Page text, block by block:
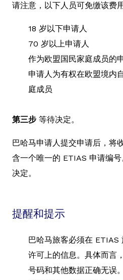
请注意，以下人员可免缴该费
18 岁以下申请人
70 岁以上申请人
作为欧盟国民家庭成员的
申请人为有权在欧盟境内
庭成员
第三步 等待决定。
巴哈马申请人提交申请后，将
含一个唯一的 ETIAS 申请编
决定。
提醒和提示
巴哈马旅客必须在 ETIAS
许可上的信息。具体而言
号码和其他数据正确无误